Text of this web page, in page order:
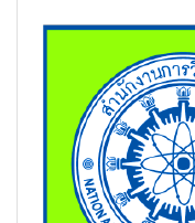
ศูนย์ป้องกัน
ประมงทะเ
บุคคลเป็น
ทั่วไป 1 อัต
12,630 บ
ส.ค. 2569